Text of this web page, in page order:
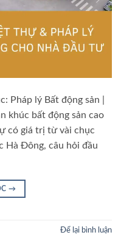
Pháp lý Bất động sản |
khúc bất động sản cao
có giá trị từ vài chục
Hà Đông, câu hỏi đầu
→
Để lại bình luận